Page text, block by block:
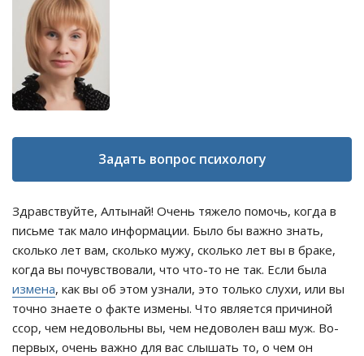
Задать вопрос психологу
Здравствуйте, Алтынай! Очень тяжело помочь, когда в
письме так мало информации. Было бы важно знать,
сколько лет вам, сколько мужу, сколько лет вы в браке,
когда вы почувствовали, что что-то не так. Если была
измена, как вы об этом узнали, это только слухи, или вы
точно знаете о факте измены. Что является причиной
ссор, чем недовольны вы, чем недоволен ваш муж. Во-
первых, очень важно для вас слышать то, о чем он